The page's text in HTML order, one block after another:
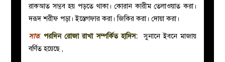
রাকআত সম্ভব হয় পড়তে থাকা। কোরান কারীম তেলাওয়াত করা।
দরূদ শরীফ পড়া। ইস্তেগফার করা। জিকির করা। দোয়া করা।
সাত. পরদিন রোজা রাখা সম্পর্কিত হাদিস:
সুনানে ইবনে মাজায়
বর্ণিত হয়েছে ,